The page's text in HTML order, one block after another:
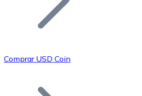
Bitcoin
Comprar USD Coin